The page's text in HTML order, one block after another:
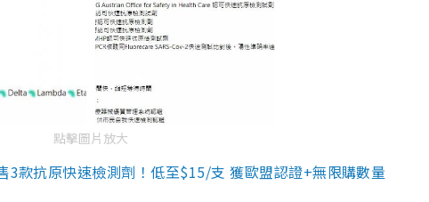
點擊圖片放大
款抗原快速檢測劑！低至$15/支 獲歐盟認證+無限購數量